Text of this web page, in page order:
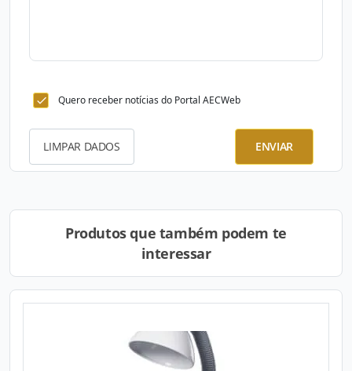
Quero receber notícias do Portal AECWeb
LIMPAR DADOS ENVIAR
Produtos que também podem te
interessar